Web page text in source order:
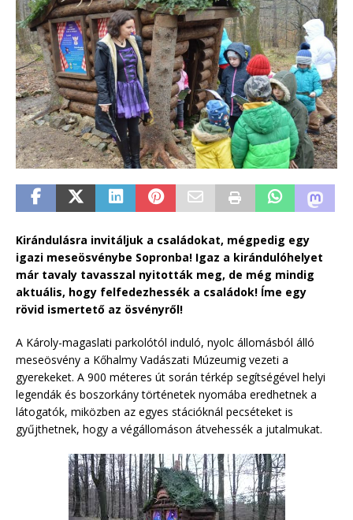
Kirándulásra invitáljuk a családokat, mégpedig egy
igazi meseösvénybe Sopronba! Igaz a kirándulóhelyet
már tavaly tavasszal nyitották meg, de még mindig
aktuális, hogy felfedezhessék a családok! Íme egy
rövid ismertető az ösvényről!
A Károly-magaslati parkolótól induló, nyolc állomásból álló
meseösvény a Kőhalmy Vadászati Múzeumig vezeti a
gyerekeket. A 900 méteres út során térkép segítségével helyi
legendák és boszorkány történetek nyomába eredhetnek a
látogatók, miközben az egyes stációknál pecséteket is
gyűjthetnek, hogy a végállomáson átvehessék a jutalmukat.